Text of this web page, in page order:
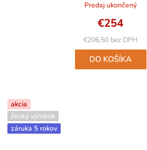
je
4,9
z
5
hviezdičiek.
Predaj ukončený
€206,50 bez DPH
€254
DO KOŠÍKA
akcia
český výrobok
záruka 5 rokov